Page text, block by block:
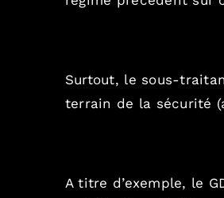
Surtout, le sous-
terrain de la sécurité (
A titre d’exemple, le